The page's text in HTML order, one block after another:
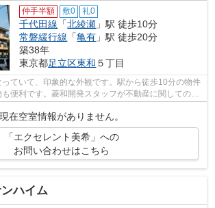
仲手半額 敷0 礼0
千代田線 「北綾瀬 」駅 徒歩10分
常磐緩行線 「亀有 」駅 徒歩20分
築38年
東京都足立区東和 ５丁目
ていて、印象的な外観です。駅から徒歩10分の物件
便利です。菱和開発スタッフが不動産に関してのご
現在空室情報がありません。
「エクセレント美希」への
お問い合わせはこちら
ハイム